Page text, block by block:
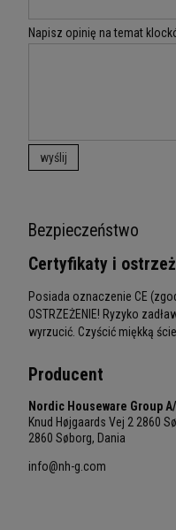
Napisz opinię na temat
wyślij
Bezpieczeństwo
Certyfikaty i
Posiada oznaczenie CE
OSTRZEŻENIE! Ryzyko
wyrzucić. Czyścić miękką
Producent
Nordic Houseware Group
Knud Højgaards Vej 2 2860
2860 Søborg, Dania
info@nh-g.com